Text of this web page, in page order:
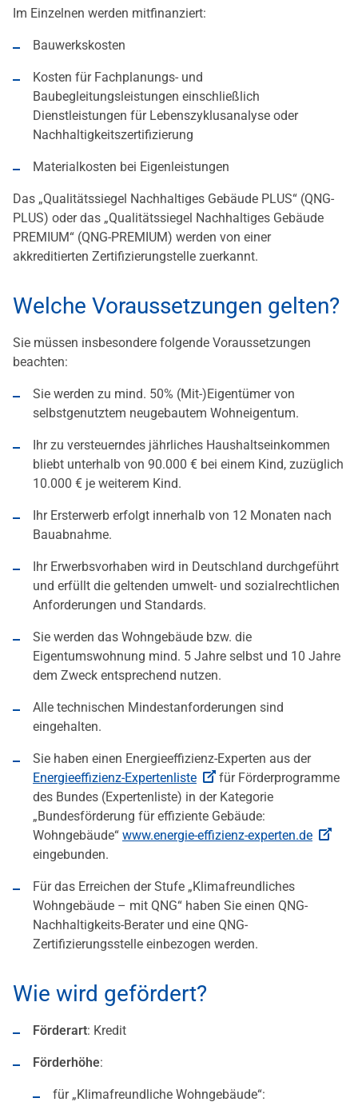
Im Einzelnen werden mitfinanziert:
Bauwerkskosten
Kosten für Fachplanungs- und
Baubegleitungsleistungen einschließlich
Dienstleistungen für Lebenszyklusanalyse oder
Nachhaltigkeitszertifizierung
Materialkosten bei Eigenleistungen
Das „Qualitätssiegel Nachhaltiges Gebäude PLUS“ (QNG-
PLUS) oder das „Qualitätssiegel Nachhaltiges Gebäude
PREMIUM“ (QNG-PREMIUM) werden von einer
akkreditierten Zertifizierungstelle zuerkannt.
Welche Voraussetzungen gelten?
Sie müssen insbesondere folgende Voraussetzungen
beachten:
Sie werden zu mind. 50% (Mit-)Eigentümer von
selbstgenutztem neugebautem Wohneigentum.
Ihr zu versteuerndes jährliches Haushaltseinkommen
bliebt unterhalb von 90.000 € bei einem Kind, zuzüglich
10.000 € je weiterem Kind.
Ihr Ersterwerb erfolgt innerhalb von 12 Monaten nach
Bauabnahme.
Ihr Erwerbsvorhaben wird in Deutschland durchgeführt
und erfüllt die geltenden umwelt- und sozialrechtlichen
Anforderungen und Standards.
Sie werden das Wohngebäude bzw. die
Eigentumswohnung mind. 5 Jahre selbst und 10 Jahre
dem Zweck entsprechend nutzen.
Alle technischen Mindestanforderungen sind
eingehalten.
Sie haben einen Energieeffizienz-Experten aus der
Energieeffizienz-Expertenliste
für Förderprogramme
des Bundes (Expertenliste) in der Kategorie
„Bundesförderung für effiziente Gebäude:
Wohngebäude“ www.energie-effizienz-experten.de
eingebunden.
Für das Erreichen der Stufe „Klimafreundliches
Wohngebäude – mit QNG“ haben Sie einen QNG-
Nachhaltigkeits-Berater und eine QNG-
Zertifizierungsstelle einbezogen werden.
Wie wird gefördert?
Förderart: Kredit
Förderhöhe:
für „Klimafreundliche Wohngebäude“: